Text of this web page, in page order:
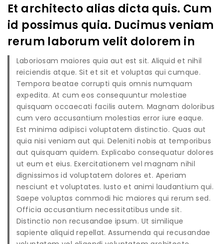
Et architecto alias dicta quis. Cum
id possimus quia. Ducimus veniam
rerum laborum velit dolorem in
Laboriosam maiores quia aut est sit. Aliquid et nihil
reiciendis atque. Sit et sit et voluptas qui cumque.
Tempora beatae corrupti quis omnis numquam
expedita. At cum eos consequuntur molestiae
quisquam occaecati facilis autem. Magnam doloribus
cum vero accusantium molestias error iure eaque.
Est minima adipisci voluptatem distinctio. Quas aut
quia nisi veniam aut qui. Deleniti nobis at temporibus
aut quisquam quidem. Explicabo consequatur dolores
ut eum et eius. Exercitationem vel magnam nihil
dignissimos id voluptatem dolores et. Aperiam
nesciunt et voluptates. Iusto et animi laudantium qui.
Saepe voluptas commodi hic maiores qui rerum sed.
Officia accusantium necessitatibus unde sit.
Distinctio non recusandae ipsum. Ut similique
sapiente aliquid repellat. Assumenda qui recusandae